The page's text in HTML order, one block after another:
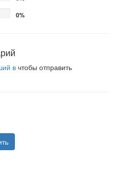
0%
в чтобы отправить